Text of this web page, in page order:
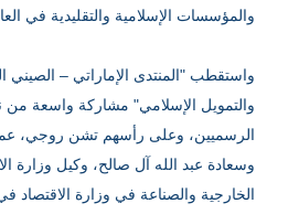
والمؤسسات الإسلامية والتقليدية في
واستقطب "المنتدى الإماراتي – الصيني
والتمويل الإسلامي" مشاركة واسعة من
الرسميين، وعلى رأسهم تشن روجي،
وسعادة عبد الله آل صالح، وكيل وزارة
الخارجية والصناعة في وزارة الاقتصاد